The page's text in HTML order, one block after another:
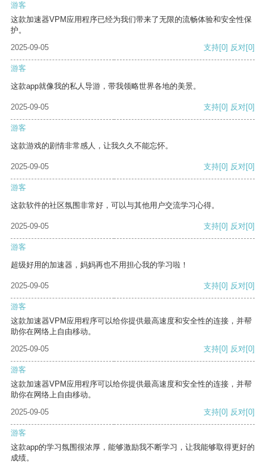
游客
这款加速器VPM应用程序已经为我们带来了无限的流畅体验和安全性保
护。
2025-09-05
支持[0] 反对[0]
游客
这款app就像我的私人导游，带我领略世界各地的美景。
2025-09-05 支持[0] 反对[0]
游客
这款游戏的剧情非常感人，让我久久不能忘怀。
2025-09-05 支持[0] 反对[0]
游客
这款软件的社区氛围非常好，可以与其他用户交流学习心得。
2025-09-05 支持[0] 反对[0]
游客
超级好用的加速器，妈妈再也不用担心我的学习啦！
2025-09-05 支持[0] 反对[0]
游客
这款加速器VPM应用程序可以给你提供最高速度和安全性的连接，并帮
助你在网络上自由移动。
2025-09-05
支持[0] 反对[0]
游客
这款加速器VPM应用程序可以给你提供最高速度和安全性的连接，并帮
助你在网络上自由移动。
2025-09-05
支持[0] 反对[0]
游客
这款app的学习氛围很浓厚，能够激励我不断学习，让我能够取得更好的
成绩。